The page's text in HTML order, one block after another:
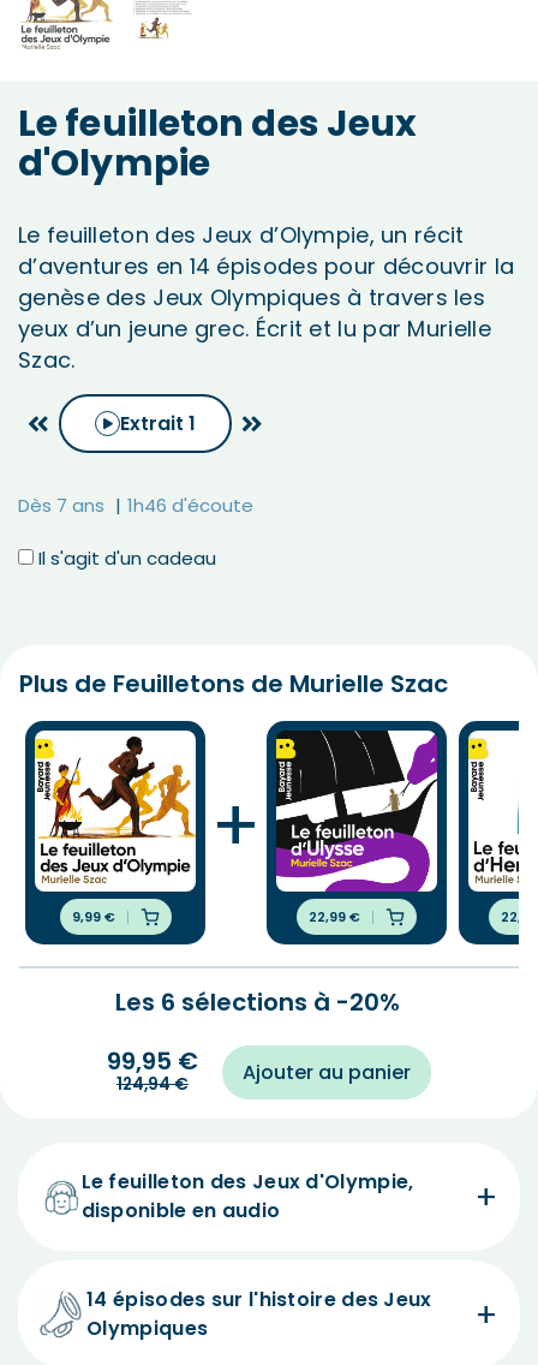
Le feuilleton des Jeux
d'Olympie
Le feuilleton des Jeux d’Olympie, un récit
d’aventures en 14 épisodes pour découvrir la
genèse des Jeux Olympiques à travers les
yeux d’un jeune grec. Écrit et lu par Murielle
Szac.
Extrait 1
Dès 7 ans 1h46 d'écoute
Il s'agit d'un cadeau
Plus de Feuilletons de Murielle Szac
9,99€
+
22,99€
Les 6 sélections à -20%
99,95 €
124,94€ Ajouter au panier
Le feuilleton des Jeux d'Olympie,
disponible en audio
14 épisodes sur l'histoire des Jeux
Olympiques